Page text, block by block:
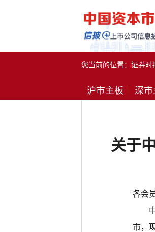
您当前的位置： 证券时
沪市主板 深
关于
各会
市，